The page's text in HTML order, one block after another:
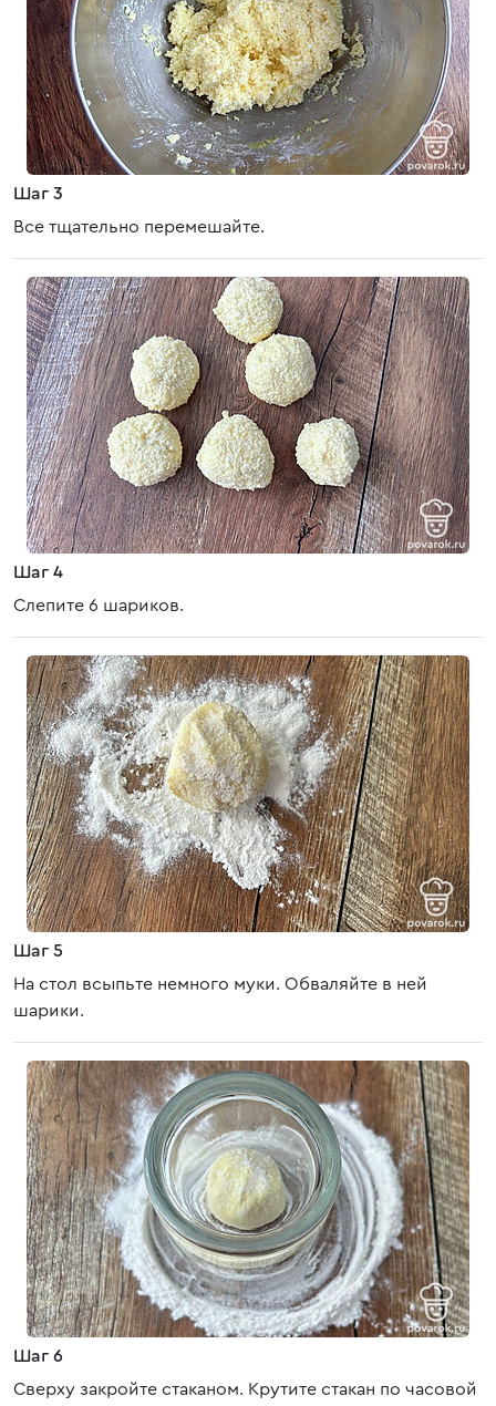
Шаг 3
Все тщательно перемешайте.
Шаг 4
Слепите 6 шариков.
Шаг 5
На стол всыпьте немного муки. Обваляйте в ней
шарики.
Шаг 6
Сверху закройте стаканом. Крутите стакан по часовой